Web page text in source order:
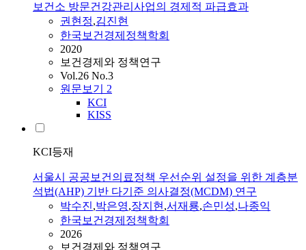
보건소 방문건강관리사업의 경제적 파급효과
권현정,김진현
한국보건경제정책학회
2020
보건경제와 정책연구
Vol.26 No.3
원문보기 2
KCI
KISS
KCI등재
서울시 공공보건의료정책 우선순위 설정을 위한 계층분
석법(AHP) 기반 다기준 의사결정(MCDM) 연구
박수진,박은영,장지현,서재룡,손민성,나종익
한국보건경제정책학회
2026
보건경제와 정책연구